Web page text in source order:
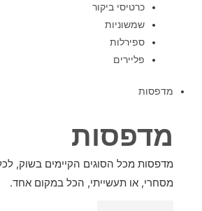
כרטיסי ביקור
שמשוניות
ספירלות
פליירים
מדפסות
מדפסות
מדפסות מכל הסוגים הקיימים בשוק,
מסחרי, או תעשייתי, הכל במקום אחד.